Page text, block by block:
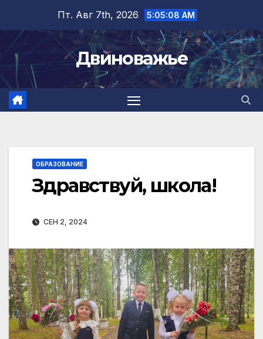
содержимому
Пт. Авг 7th, 2026 5:05:09 AM
Двиноважье
ОБРАЗОВАНИЕ
Здравствуй, школа!
СЕН 2, 2024